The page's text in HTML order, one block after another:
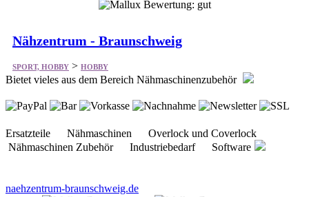
Nähzentrum - Braunschweig
SPORT, HOBBY > HOBBY
Bietet vieles aus dem Bereich Nähmaschinenzubehör
Ersatzteile Nähmaschinen Overlock und Coverlock
Nähmaschinen Zubehör Industriebedarf Software
naehzentrum-braunschweig.de